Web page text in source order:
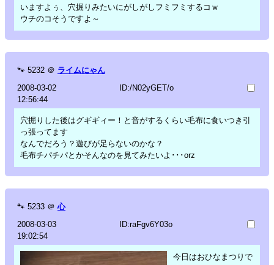
いますよぅ、穴掘りみたいにがしがしフミフミするコｗ
ウチのコそうですよ～
🐾 5232 ＠ ライムにゃん
2008-03-02
12:56:44
ID:/N02yGET/o
穴掘りした後はグギギィー！と音がするくらい毛布に食いつき引
っ張ってます
なんでだろう？遊びが足らないのかな？
毛布チパチパとかそんなのを見てみたいよ･･･orz
🐾 5233 ＠ 心
2008-03-03
19:02:54
ID:raFgv6Y03o
今日はおひなまつりで